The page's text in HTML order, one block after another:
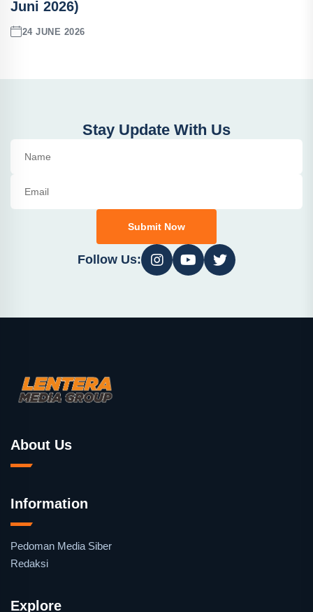
Juni 2026)
24 JUNE 2026
Stay Update With Us
Submit Now
Follow Us:
About Us
Information
Pedoman Media Siber
Redaksi
Explore